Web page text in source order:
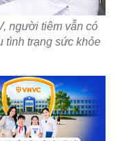
người tiêm vẫn có
tình trạng sức khỏe